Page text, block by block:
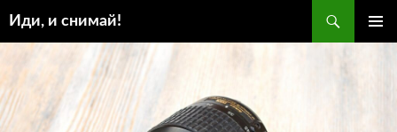
Иди, и снимай!
СОДЕРЖИМОМУ